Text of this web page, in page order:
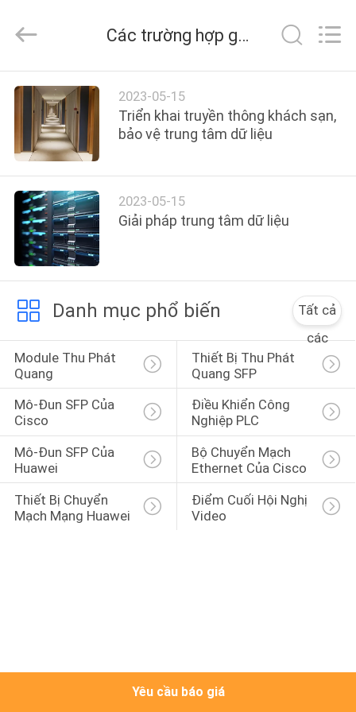
NHÀ
SẢN
PHẨM
VIDEO
VỀ
TÔI
CHUYẾN
THAM
QUAN
NHÀ
MÁY
KIỂM
LonRise
Equipment
All
Rights
Các trường hợp gần đây
2023-05-15
Triển khai truyền thông khách sạn,
bảo vệ trung tâm dữ liệu
2023-05-15
Giải pháp trung tâm dữ liệu
Danh mục phổ biến
Tất cả
các
Module Thu Phát
Quang
Thiết Bị Thu Phát
Quang SFP
Mô-Đun SFP Của
Cisco
Điều Khiển Công
Nghiệp PLC
Mô-Đun SFP Của
Huawei
Bộ Chuyển Mạch
Ethernet Của Cisco
Thiết Bị Chuyển
Mạch Mạng Huawei
Điểm Cuối Hội Nghị
Video
Yêu cầu báo giá